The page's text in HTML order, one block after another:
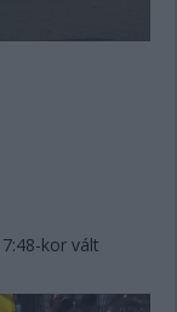
kor vált